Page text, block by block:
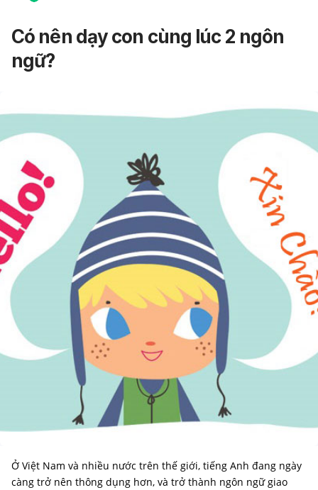
Có nên dạy con cùng lúc 2 ngôn
ngữ?
Ở Việt Nam và nhiều nước trên thế giới, tiếng Anh đang ngày
càng trở nên thông dụng hơn, và trở thành ngôn ngữ giao